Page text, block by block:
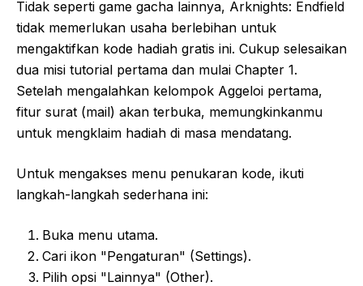
Tidak seperti game gacha lainnya, Arknights: Endfield
tidak memerlukan usaha berlebihan untuk
mengaktifkan kode hadiah gratis ini. Cukup selesaikan
dua misi tutorial pertama dan mulai Chapter 1.
Setelah mengalahkan kelompok Aggeloi pertama,
fitur surat (mail) akan terbuka, memungkinkanmu
untuk mengklaim hadiah di masa mendatang.
Untuk mengakses menu penukaran kode, ikuti
langkah-langkah sederhana ini:
Buka menu utama.
Cari ikon "Pengaturan" (Settings).
Pilih opsi "Lainnya" (Other).